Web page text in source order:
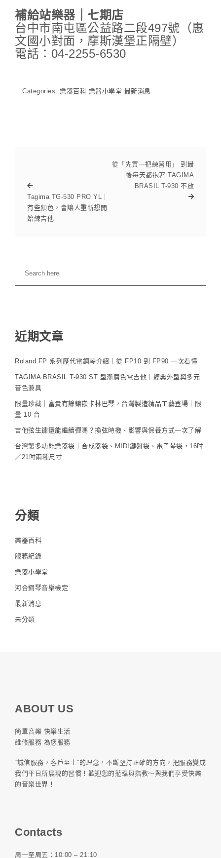
補給站樂器｜七期店
台中市南屯區公益路二段497號（惠
文國小對面，摩斯漢堡正隔壁）
電話：04-2255-6530
Categories: 樂器百科 樂器小學堂 最新消息
Tagima TG-530 PRO YL｜
有些顏色，會讓人重新想開
始練吉他
從「先買一把練習用」 到最
後每天都抱著 TAGIMA
BRASIL T-930 不放
近期文章
Roland FP 系列歷代電鋼琴介紹｜從 FP10 到 FP90 一次看懂
TAGIMA BRASIL T-930 ST 型漸層色電吉他｜經典外型與多元
音色兼具
限量珍藏｜富貴有餘鑲嵌卡林巴琴，台灣製造精品工藝登場｜限
量 10 台
吉他弦生鏽還能繼續彈嗎？換弦時機、影響與保養方式一次了解
台灣製多功能樂器袋｜合成器袋、MIDI鍵盤袋、電子琴袋，16吋
／21吋兩種尺寸
分類
樂器百科
服務紀錄
樂器小學堂
河合鋼琴音樂檢定
最新消息
未分類
ABOUT US
簡單音樂 快樂生活
維修服務 為您服務
“誠信服務，客戶至上”的理念，不斷堅持正確的方向，把服務變成
我們平日所展現的習慣！歡迎您的蒞臨與指教～與我們享受快樂
的音樂世界！
Contacts
周一至周五：10:00 – 21:10